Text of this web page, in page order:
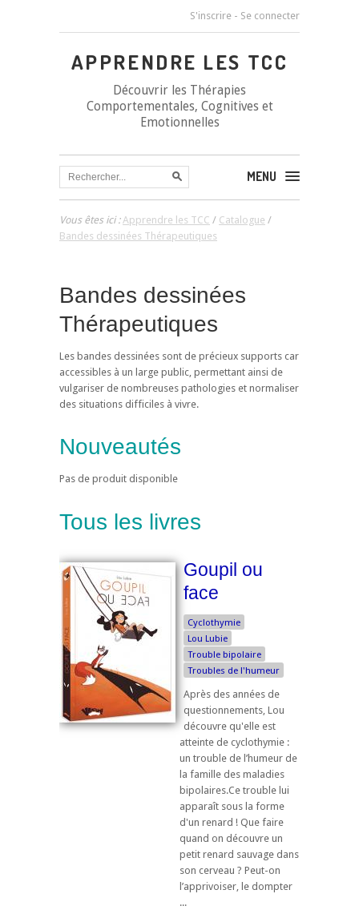
S'inscrire - Se connecter
APPRENDRE LES TCC
Découvrir les Thérapies
Comportementales, Cognitives et
Emotionnelles
MENU
Vous êtes ici :Apprendre les TCC / Catalogue /
Bandes dessinées Thérapeutiques
Bandes dessinées
Thérapeutiques
Les bandes dessinées sont de précieux supports car
accessibles à un large public, permettant ainsi de
vulgariser de nombreuses pathologies et normaliser
des situations difficiles à vivre.
Nouveautés
Pas de produit disponible
Tous les livres
Goupil ou
face
Cyclothymie
Lou Lubie
Trouble bipolaire
Troubles de l'humeur
Après des années de
questionnements, Lou
découvre qu'elle est
atteinte de cyclothymie :
un trouble de l’humeur de
la famille des maladies
bipolaires.Ce trouble lui
apparaît sous la forme
d'un renard ! Que faire
quand on découvre un
petit renard sauvage dans
son cerveau ? Peut-on
l’apprivoiser, le dompter
...